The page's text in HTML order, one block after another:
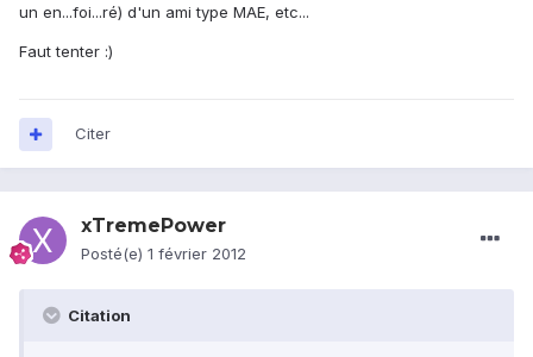
un en...foi...ré) d'un ami type MAE, etc...
Faut tenter :)
Citer
xTremePower
Posté(e) 1 février 2012
Citation